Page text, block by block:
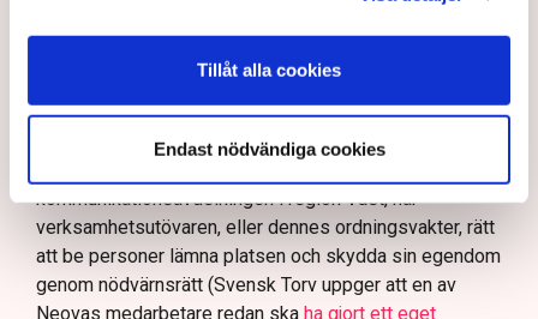
Tillåt alla cookies
Endast nödvändiga cookies
bör ge utrymme för aktivister att blockera en
tillståndsgiven verksamhet, och om inte polisen borde
ha en tydligare skyldighet att skydda privat egendom
kommunikationsavdelningen i region Väst, har
verksamhetsutövaren, eller dennes ordningsvakter, rätt
att be personer lämna platsen och skydda sin egendom
genom nödvärnsrätt (Svensk Torv uppger att en av
Neovas medarbetare redan ska ha gjort ett eget